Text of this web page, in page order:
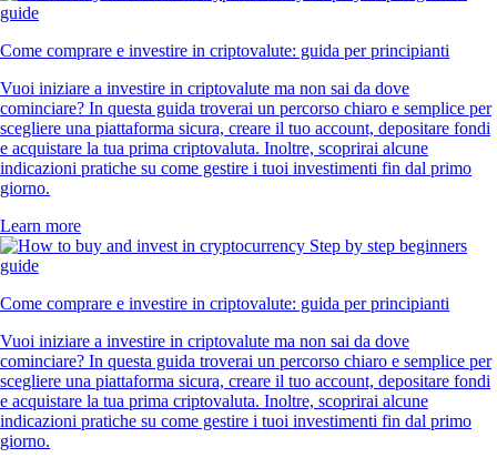
Come comprare e investire in criptovalute: guida per principianti
Vuoi iniziare a investire in criptovalute ma non sai da dove
cominciare? In questa guida troverai un percorso chiaro e semplice per
scegliere una piattaforma sicura, creare il tuo account, depositare fondi
e acquistare la tua prima criptovaluta. Inoltre, scoprirai alcune
indicazioni pratiche su come gestire i tuoi investimenti fin dal primo
giorno.
Learn more
Come comprare e investire in criptovalute: guida per principianti
Vuoi iniziare a investire in criptovalute ma non sai da dove
cominciare? In questa guida troverai un percorso chiaro e semplice per
scegliere una piattaforma sicura, creare il tuo account, depositare fondi
e acquistare la tua prima criptovaluta. Inoltre, scoprirai alcune
indicazioni pratiche su come gestire i tuoi investimenti fin dal primo
giorno.